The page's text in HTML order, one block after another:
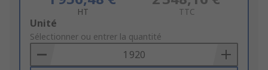
HT TTC
Add
to
Basket
Unité
Sélectionner ou entrer la quantité